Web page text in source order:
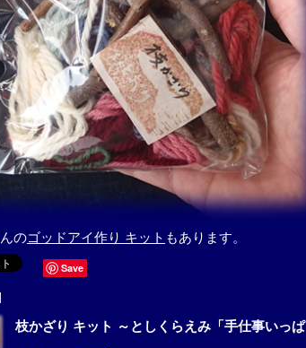
のゴッドアイ作り キット もあります。
Save
枝かざり キット ～としくらえみ「手仕事いっぱ